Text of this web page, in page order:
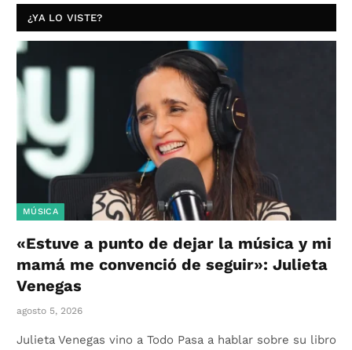
¿YA LO VISTE?
MÚSICA
«Estuve a punto de dejar la música y mi
mamá me convenció de seguir»: Julieta
Venegas
agosto 5, 2026
Julieta Venegas vino a Todo Pasa a hablar sobre su libro